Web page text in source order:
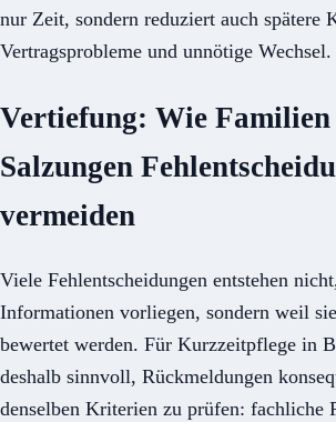
nur Zeit, sondern reduziert auch spätere
Vertragsprobleme und unnötige Wechsel.
Vertiefung: Wie
Salzungen
vermeiden
Viele Fehlentscheidungen entstehen
Informationen vorliegen, sondern weil
bewertet werden. Für Kurzzeitpflege in
deshalb sinnvoll, Rückmeldungen
denselben Kriterien zu prüfen: fachliche